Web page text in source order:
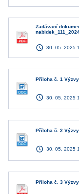
Zadávací
access_time 30. 05. 2025
Příloha č. 1
access_time 30. 05. 2025
Příloha č. 2
access_time 30. 05. 2025
Příloha č. 3